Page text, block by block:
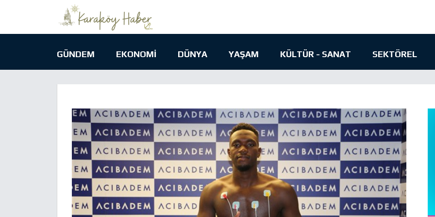
GÜNDEM EKONOMI DÜNYA YAŞAM KÜLTÜR - SANAT SEKTÖREL